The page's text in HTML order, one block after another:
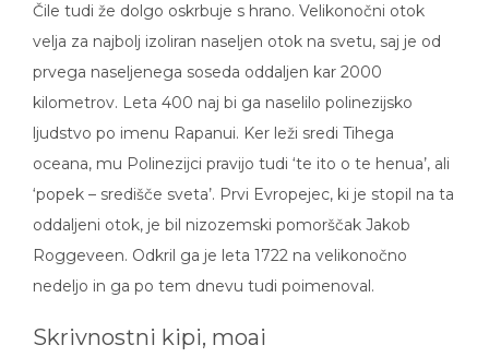
Čile tudi že dolgo oskrbuje s hrano. Velikonočni otok
velja za najbolj izoliran naseljen otok na svetu, saj je od
prvega naseljenega soseda oddaljen kar 2000
kilometrov. Leta 400 naj bi ga naselilo polinezijsko
ljudstvo po imenu Rapanui. Ker leži sredi Tihega
oceana, mu Polinezijci pravijo tudi ‘te ito o te henua’, ali
‘popek – središče sveta’. Prvi Evropejec, ki je stopil na ta
oddaljeni otok, je bil nizozemski pomorščak Jakob
Roggeveen. Odkril ga je leta 1722 na velikonočno
nedeljo in ga po tem dnevu tudi poimenoval.
Skrivnostni kipi, moai